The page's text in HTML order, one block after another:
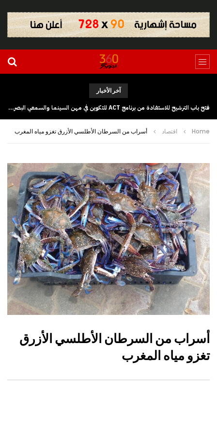
آخر الأخبار
فتح باب الترشيح للاستفادة من برنامج ACT للتكوين في مهن السينما والسمعي البصري بجهة كلميم وادنون
Home اقتصاد أسراب من السرطان الأطلسي الأزرق تغزو مياه المغرب
أسراب من السرطان الأطلسي الأزرق
تغزو مياه المغرب